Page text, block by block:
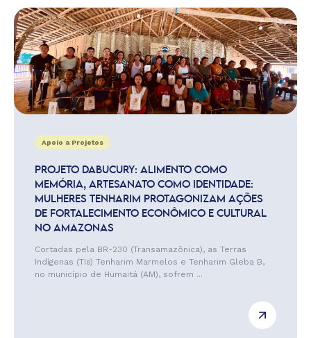
Apoio a Projetos
PROJETO DABUCURY: ALIMENTO COMO
MEMÓRIA, ARTESANATO COMO IDENTIDADE:
MULHERES TENHARIM PROTAGONIZAM AÇÕES
DE FORTALECIMENTO ECONÔMICO E CULTURAL
NO AMAZONAS
Cortadas pela BR-230 (Transamazônica), as Terras
Indígenas (TIs) Tenharim Marmelos e Tenharim Gleba B,
no município de Humaitá (AM), sofrem ...